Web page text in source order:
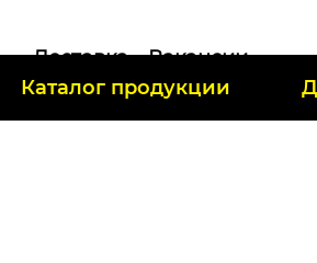
Доставка Вакансии
Каталог продукции